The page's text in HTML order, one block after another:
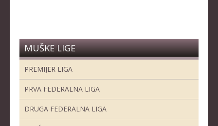
MUŠKA JUNIORSKA REPREZENTACIJA
ŽENSKA JUNIORSKA REPREZENTACIJA
MUŠKA KADETSKA REPREZENTACIJA
MUŠKE LIGE
PREMIJER LIGA
PRVA FEDERALNA LIGA
DRUGA FEDERALNA LIGA